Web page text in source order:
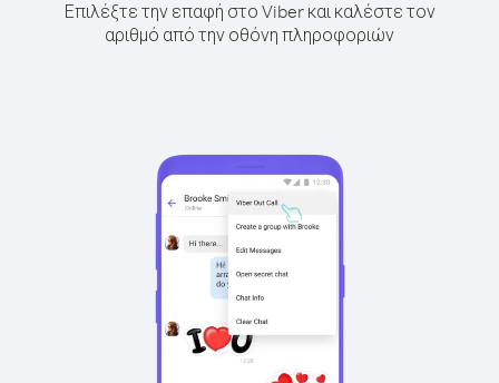
Επιλέξτε την επαφή στο Viber και καλέστε τον
αριθμό από την οθόνη πληροφοριών